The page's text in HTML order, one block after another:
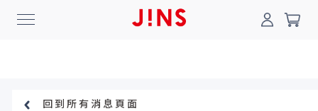
回到所有消息頁面